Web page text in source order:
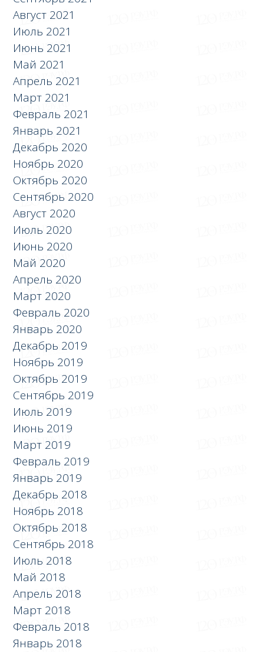
Август 2021
Июль 2021
Июнь 2021
Май 2021
Апрель 2021
Март 2021
Февраль 2021
Январь 2021
Декабрь 2020
Ноябрь 2020
Октябрь 2020
Сентябрь 2020
Август 2020
Июль 2020
Июнь 2020
Май 2020
Апрель 2020
Март 2020
Февраль 2020
Январь 2020
Декабрь 2019
Ноябрь 2019
Октябрь 2019
Сентябрь 2019
Июль 2019
Июнь 2019
Март 2019
Февраль 2019
Январь 2019
Декабрь 2018
Ноябрь 2018
Октябрь 2018
Сентябрь 2018
Июль 2018
Май 2018
Апрель 2018
Март 2018
Февраль 2018
Январь 2018